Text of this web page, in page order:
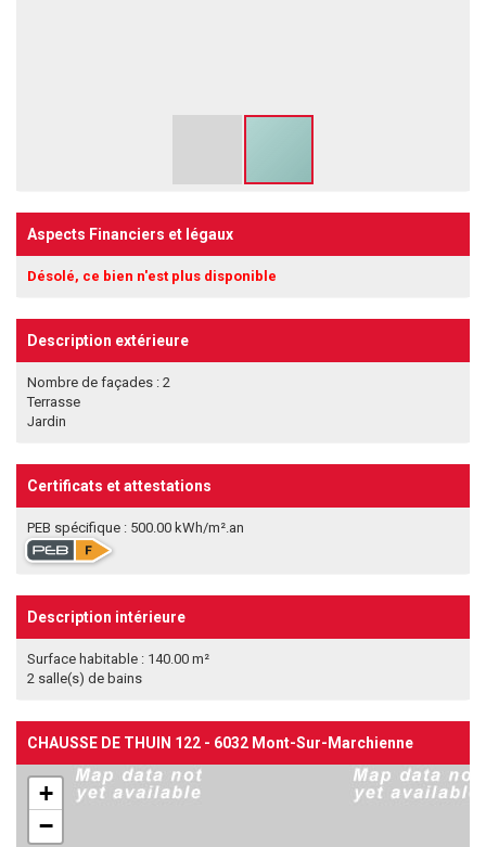
Aspects Financiers et légaux
Désolé, ce bien n'est plus disponible
Description extérieure
Nombre de façades : 2
Terrasse
Jardin
Certificats et attestations
PEB spécifique : 500.00 kWh/m².an
Description intérieure
Surface habitable : 140.00 m²
2 salle(s) de bains
CHAUSSE DE THUIN 122 - 6032 Mont-Sur-Marchienne
+
−